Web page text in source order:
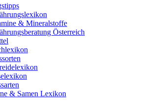
& Mineralstoffe
Österreich
& Samen Lexikon